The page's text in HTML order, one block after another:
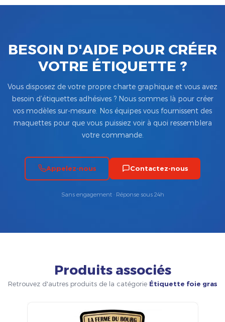
BESOIN D'AIDE POUR CRÉER
VOTRE ÉTIQUETTE ?
Vous disposez de votre propre charte graphique et vous avez
besoin d’étiquettes adhésives ? Nous sommes là pour créer
vos modèles sur-mesure. Nos équipes vous fournissent des
maquettes pour que vous puissiez voir à quoi ressemblera
votre commande.
Appelez-nous Contactez-nous
Sans engagement · Réponse sous 24h
Produits associés
Retrouvez d'autres produits de la catégorie Étiquette foie gras